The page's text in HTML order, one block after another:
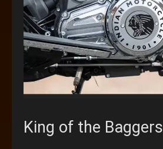
King of the Baggers